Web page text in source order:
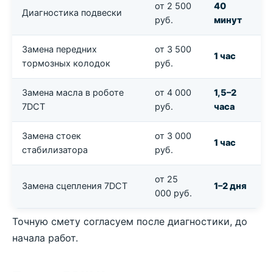
Диагностика подвески
от 2 500
руб.
40
минут
Замена передних
тормозных колодок
от 3 500
руб.
1 час
Замена масла в роботе
7DCT
от 4 000
руб.
1,5–2
часа
Замена стоек
стабилизатора
от 3 000
руб.
1 час
Замена сцепления 7DCT
от 25
000 руб.
1–2 дня
Точную смету согласуем после диагностики, до
начала работ.